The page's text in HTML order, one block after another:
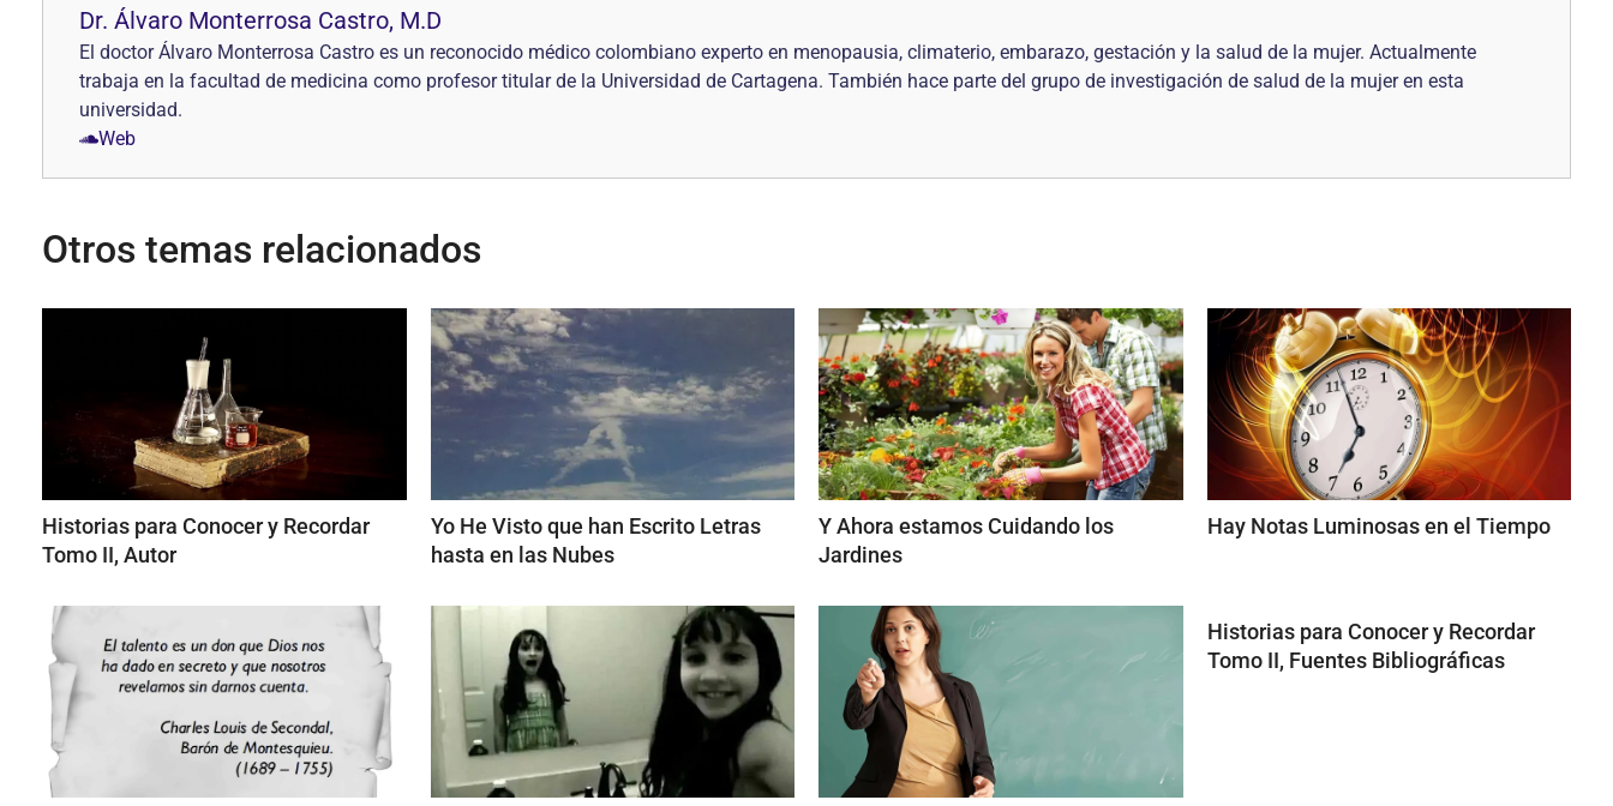
Dr. Álvaro Monterrosa Castro, M.D
El doctor Álvaro Monterrosa Castro es un reconocido médico colombiano experto en menopausia, climaterio, embarazo, gestación y la salud de la mujer. Actualmente
trabaja en la facultad de medicina como profesor titular de la Universidad de Cartagena. También hace parte del grupo de investigación de salud de la mujer en esta
universidad.
Web
Otros temas relacionados
Historias para Conocer y Recordar
Tomo II, Autor
Yo He Visto que han Escrito Letras
hasta en las Nubes
Y Ahora estamos Cuidando los
Jardines
Hay Notas Luminosas en el Tiempo
Historias para Conocer y Recordar
Tomo II, Fuentes Bibliográficas